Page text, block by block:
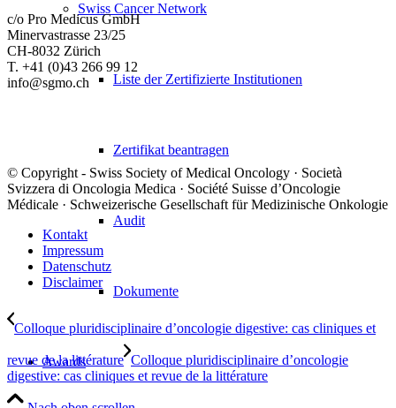
Swiss Cancer Network
Liste der Zertifizierte Institutionen
Zertifikat beantragen
Audit
Dokumente
Awards
c/o Pro Medicus GmbH
Minervastrasse 23/25
CH-8032 Zürich
T. +41 (0)43 266 99 12
info@sgmo.ch
© Copyright - Swiss Society of Medical Oncology · Società
Svizzera di Oncologia Medica · Société Suisse d’Oncologie
Médicale · Schweizerische Gesellschaft für Medizinische Onkologie
Kontakt
Impressum
Datenschutz
Disclaimer
Colloque pluridisciplinaire d’oncologie digestive: cas cliniques et
revue de la littérature Colloque pluridisciplinaire d’oncologie
digestive: cas cliniques et revue de la littérature